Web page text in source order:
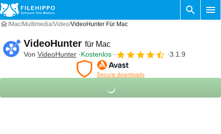
Mac Multimedia Video VideoHunter Für Mac
VideoHunter für Mac
Von VideoHunter Kostenlos 3.1.9